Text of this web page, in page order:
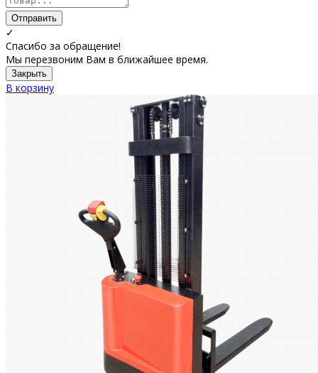
Отправить
✓
Спасибо за обращение!
Мы перезвоним Вам в ближайшее время.
Закрыть
В корзину